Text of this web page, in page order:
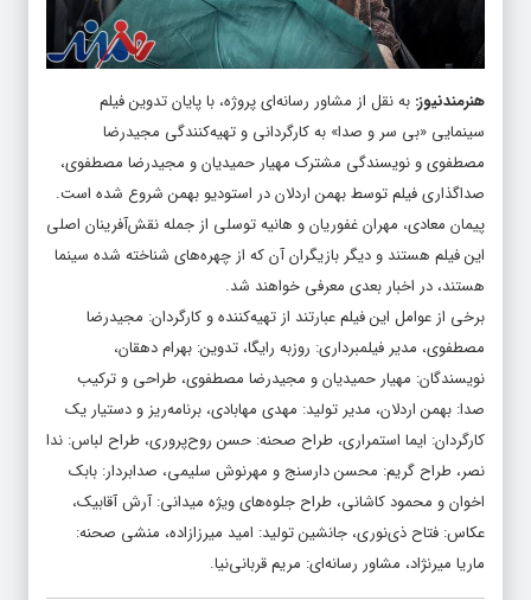
هنرمندنیوز: به نقل از مشاور رسانه‌ای پروژه، با پایان تدوین فیلم
سینمایی «بی سر و صدا» به کارگردانی و تهیه‌کنندگی مجیدرضا
مصطفوی و نویسندگی مشترک مهیار حمیدیان و مجیدرضا مصطفوی،
صداگذاری فیلم توسط بهمن اردلان در استودیو بهمن شروع شده است.
پیمان معادی، مهران غفوریان و هانیه توسلی از جمله نقش‌آفرینان اصلی
این فیلم هستند و دیگر بازیگران آن که از چهره‌های شناخته‌ شده سینما
هستند، در اخبار بعدی معرفی خواهند شد.
برخی از عوامل این فیلم عبارتند از تهیه‌کننده و کارگردان: مجیدرضا
مصطفوی، مدیر فیلمبرداری: روزبه رایگا، تدوین: بهرام دهقان،
نویسندگان: مهیار حمیدیان و مجیدرضا مصطفوی، طراحی و ترکیب
صدا: بهمن اردلان، مدیر تولید: مهدی مهابادی، برنامه‌ریز و دستیار یک
کارگردان: ایما استمراری، طراح صحنه: حسن روح‌پروری، طراح لباس: ندا
نصر، طراح گریم: محسن دارسنج و مهرنوش سلیمی، صدابردار: بابک
اخوان و محمود کاشانی، طراح جلوه‌های ویژه میدانی: آرش آقابیک،
عکاس: فتاح ذی‌نوری، جانشین تولید: امید میرزازاده، منشی صحنه:
ماریا میرنژاد، مشاور رسانه‌ای: مریم قربانی‌نیا.